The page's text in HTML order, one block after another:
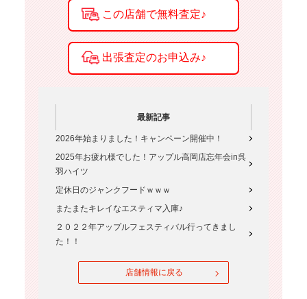
最新記事
2026年始まりました！キャンペーン開催中！
2025年お疲れ様でした！アップル高岡店忘年会in呉
羽ハイツ
定休日のジャンクフードｗｗｗ
またまたキレイなエスティマ入庫♪
２０２２年アップルフェスティバル行ってきまし
た！！
店舗情報に戻る